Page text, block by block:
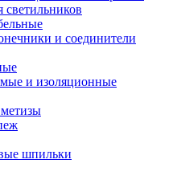
светильников
и соединители
и изоляционные
шпильки